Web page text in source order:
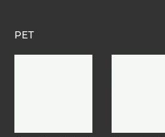
PET